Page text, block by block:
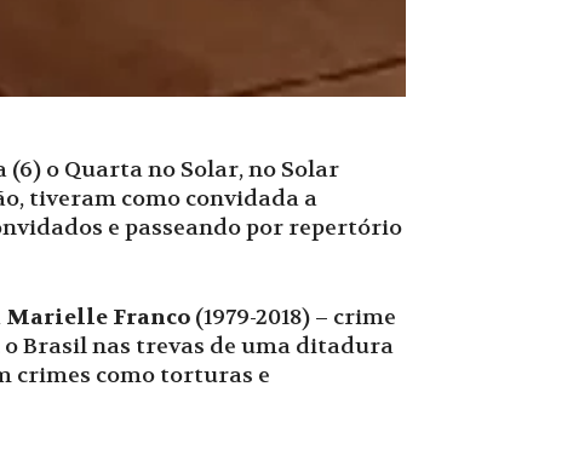
o Quarta no Solar, no Solar
tiveram como convidada a
e passeando por repertório
Marielle Franco (1979-2018) – crime
Brasil nas trevas de uma ditadura
crimes como torturas e